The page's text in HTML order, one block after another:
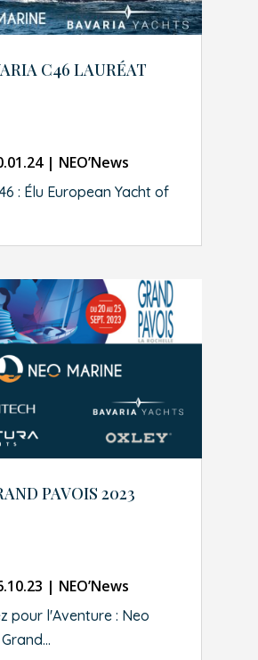
C46 LAURÉAT
| NEO’News
: Élu European Yacht of
PAVOIS 2023
| NEO’News
pour l'Aventure : Neo